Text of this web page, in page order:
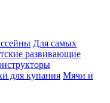
Для самых
развивающие
для купания Мячи и